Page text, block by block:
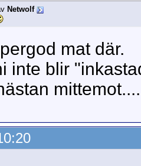
Netwolf
mat där.
inte blir
mittemot....